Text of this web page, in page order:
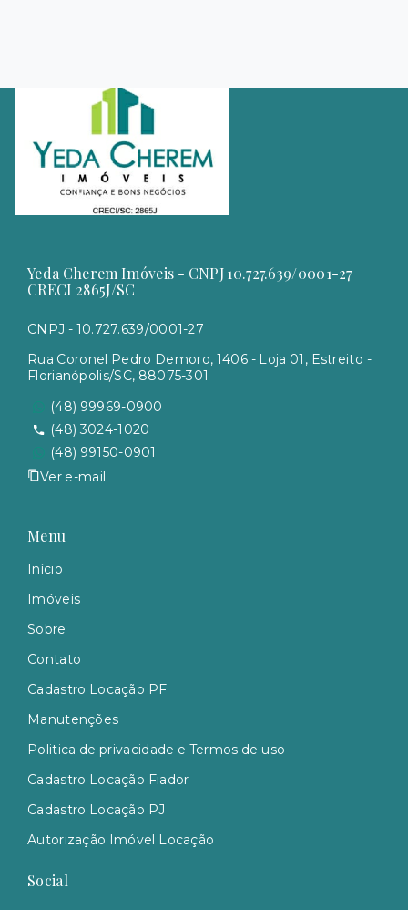
Yeda Cherem Imóveis - CNPJ 10.727.639/0001-27
CRECI 2865J/SC
CNPJ - 10.727.639/0001-27
Rua Coronel Pedro Demoro, 1406 - Loja 01, Estreito -
Florianópolis/SC, 88075-301
(48) 99969-0900
(48) 3024-1020
(48) 99150-0901
Ver e-mail
Menu
Início
Imóveis
Sobre
Contato
Cadastro Locação PF
Manutenções
Politica de privacidade e Termos de uso
Cadastro Locação Fiador
Cadastro Locação PJ
Autorização Imóvel Locação
Social